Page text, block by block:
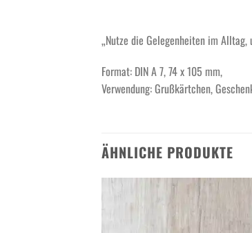
„Nutze die Gelegenheiten im
Format: DIN A 7, 74 x 105 mm,
Verwendung: Grußkärtchen,
ÄHNLICHE PRODUKTE